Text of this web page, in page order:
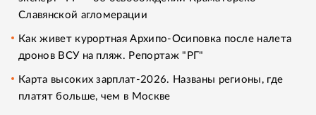
Славянской агломерации
Как живет курортная Архипо-Осиповка после налета
дронов ВСУ на пляж. Репортаж "РГ"
Карта высоких зарплат-2026. Названы регионы, где
платят больше, чем в Москве